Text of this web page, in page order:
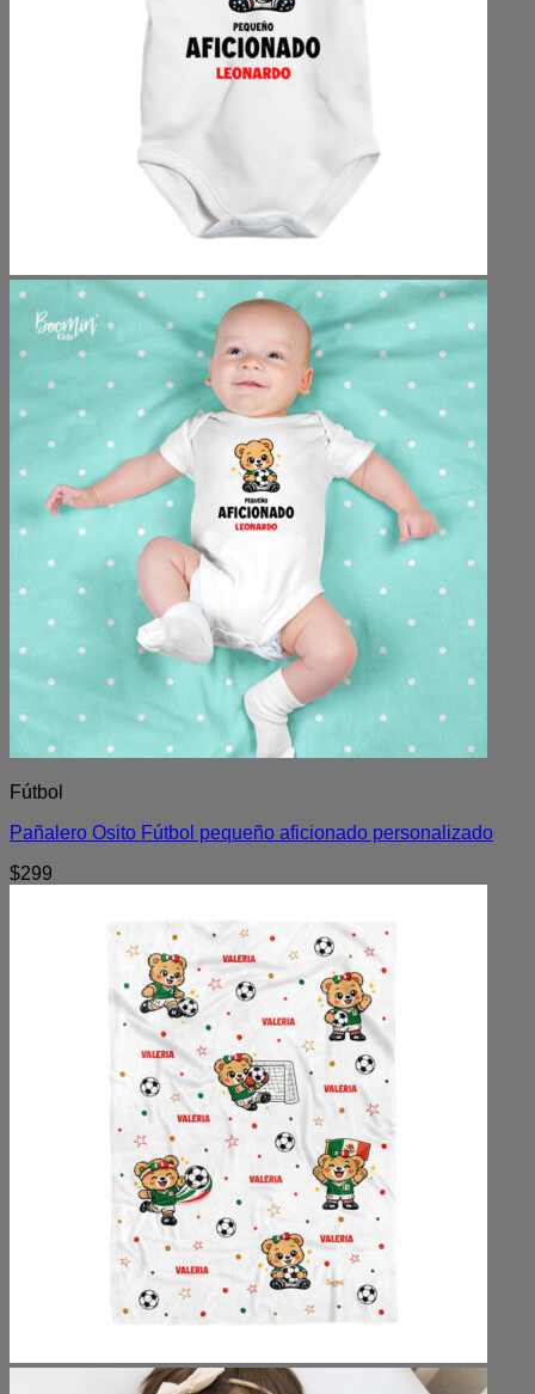
Fútbol
Pañalero Osito Fútbol pequeño aficionado personalizado
$299